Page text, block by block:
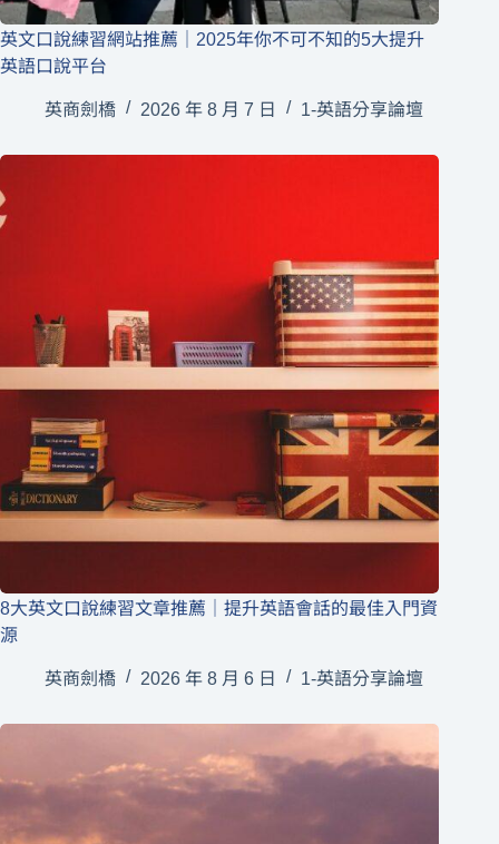
英文口說練習網站推薦｜2025年你不可不知的5大提升
英語口說平台
英商劍橋 2026 年 8 月 7 日 1-英語分享論壇
8大英文口說練習文章推薦｜提升英語會話的最佳入門資
源
英商劍橋 2026 年 8 月 6 日 1-英語分享論壇